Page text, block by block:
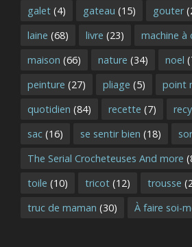
galet (4) gateau (15) gouter
laine (68) livre (23) machine à
maison (66) nature (34) noel
peinture (27) pliage (5) point
quotidien (84) recette (7)
sac (16) se sentir bien (18)
The Serial Crocheteuses And more
toile (10) tricot (12) trousse
truc de maman (30) À faire soi-